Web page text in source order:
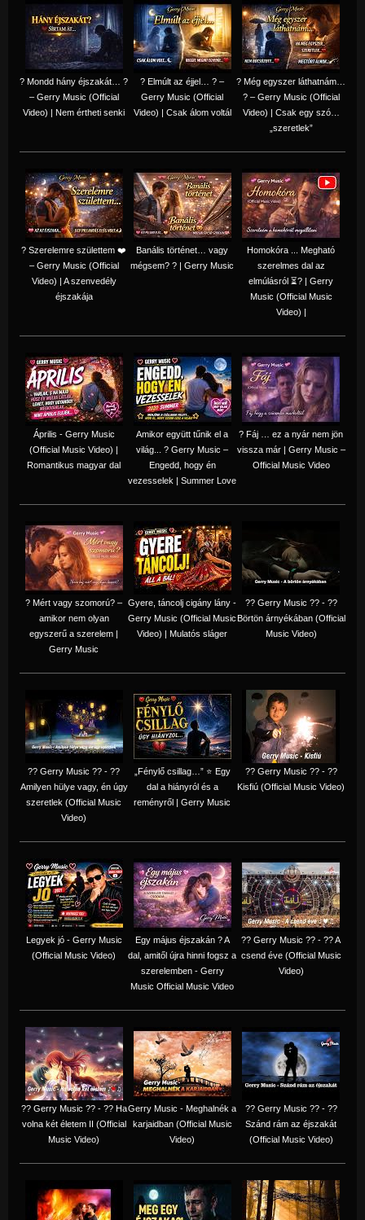
? Mondd hány éjszakát… ?
– Gerry Music (Official
Video) | Nem értheti senki
? Elmúlt az éjjel… ? –
Gerry Music (Official
Video) | Csak álom voltál
? Még egyszer láthatnám…
? – Gerry Music (Official
Video) | Csak egy szó…
„szeretlek”
? Szerelemre születtem ❤️
– Gerry Music (Official
Video) | A szenvedély
éjszakája
Banális történet… vagy
mégsem? ? | Gerry Music
Homokóra ... Megható
szerelmes dal az
elmúlásról ⏳? | Gerry
Music (Official Music
Video) |
Április - Gerry Music
(Official Music Video) |
Romantikus magyar dal
Amikor együtt tűnik el a
világ... ? Gerry Music –
Engedd, hogy én
vezesselek | Summer Love
? Fáj … ez a nyár nem jön
vissza már | Gerry Music –
Official Music Video
? Mért vagy szomorú? –
amikor nem olyan
egyszerű a szerelem |
Gerry Music
Gyere, táncolj cigány lány -
Gerry Music (Official Music
Video) | Mulatós sláger
?? Gerry Music ?? - ??
Börtön árnyékában (Official
Music Video)
?? Gerry Music ?? - ??
Amilyen hülye vagy, én úgy
szeretlek (Official Music
Video)
„Fénylő csillag…” ⭐ Egy
dal a hiányról és a
reményről | Gerry Music
?? Gerry Music ?? - ??
Kisfiú (Official Music Video)
Legyek jó - Gerry Music
(Official Music Video)
Egy május éjszakán ? A
dal, amitől újra hinni fogsz a
szerelemben - Gerry
Music Official Music Video
?? Gerry Music ?? - ?? A
csend éve (Official Music
Video)
?? Gerry Music ?? - ?? Ha
volna két életem II (Official
Music Video)
Gerry Music - Meghalnék a
karjaidban (Official Music
Video)
?? Gerry Music ?? - ??
Szánd rám az éjszakát
(Official Music Video)